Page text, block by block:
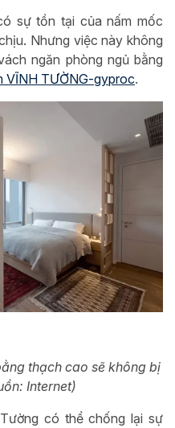
sự tồn tại của nấm mốc
Nhưng việc này không
ngăn phòng ngủ bằng
VĨNH TƯỜNG-gyproc.
thạch cao sẽ không bị
Internet)
có thể chống lại sự